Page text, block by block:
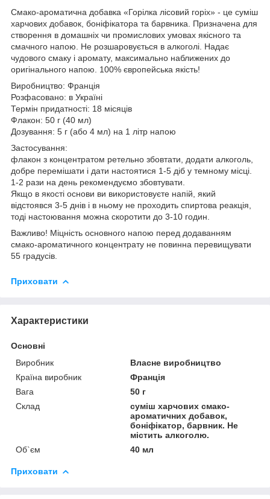
Смако-ароматична добавка «Горілка лісовий горіх» - це суміш
харчових добавок, боніфікатора та барвника. Призначена для
створення в домашніх чи промислових умовах якісного та
смачного напою. Не розшаровується в алкоголі. Надає
чудового смаку і аромату, максимально наближених до
оригінального напою. 100% європейська якість!
Виробництво: Франція
Розфасовано: в Україні
Термін придатності: 18 місяців
Флакон: 50 г (40 мл)
Дозування: 5 г (або 4 мл) на 1 літр напою
Застосування:
флакон з концентратом ретельно збовтати, додати алкоголь,
добре перемішати і дати настоятися 1-5 діб у темному місці.
1-2 рази на день рекомендуємо збовтувати.
Якщо в якості основи ви використовуєте напій, який
відстоявся 3-5 днів і в ньому не проходить спиртова реакція,
тоді настоювання можна скоротити до 3-10 годин.
Важливо! Міцність основного напою перед додаванням
смако-ароматичного концентрату не повинна перевищувати
55 градусів.
Приховати
Характеристики
Основні
Виробник
Власне виробництво
Країна виробник
Франція
Вага
50 г
Склад
суміш харчових смако-
ароматичних добавок,
боніфікатор, барвник. Не
містить алкоголю.
Об`єм
40 мл
Приховати